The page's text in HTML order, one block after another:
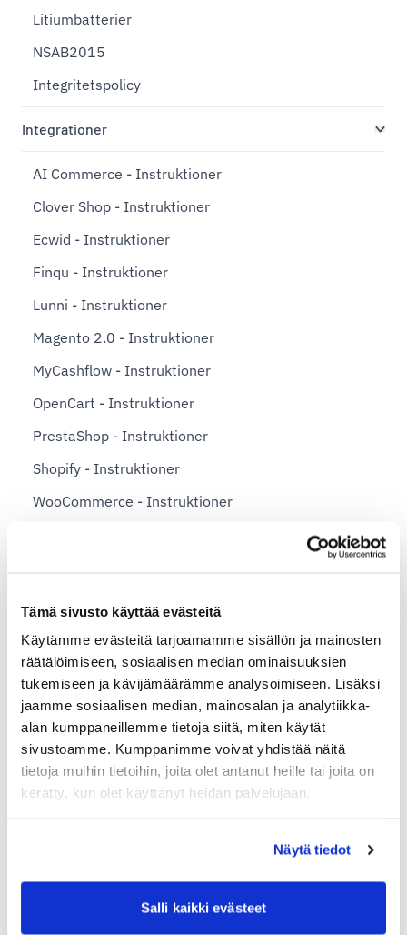
Tämä sivusto käyttää evästeitä
Käytämme evästeitä tarjoamamme sisällön ja mainosten
räätälöimiseen, sosiaalisen median ominaisuuksien
tukemiseen ja kävijämäärämme analysoimiseen. Lisäksi
jaamme sosiaalisen median, mainosalan ja analytiikka-
alan kumppaneillemme tietoja siitä, miten käytät
sivustoamme. Kumppanimme voivat yhdistää näitä
tietoja muihin tietoihin, joita olet antanut heille tai joita on
kerätty, kun olet käyttänyt heidän palvelujaan.
Näytä tiedot
Salli kaikki evästeet
Litiumbatterier
NSAB2015
Integritetspolicy
Integrationer
AI Commerce - Instruktioner
Clover Shop - Instruktioner
Ecwid - Instruktioner
Finqu - Instruktioner
Lunni - Instruktioner
Magento 2.0 - Instruktioner
MyCashflow - Instruktioner
OpenCart - Instruktioner
PrestaShop - Instruktioner
Shopify - Instruktioner
WooCommerce - Instruktioner
Skicka paket till Förenade Arabemiraten
Skicka paket till Argentina
Skicka paket till Australien
Skicka paket till Belgien
Skicka paket till Brasilien
Skicka paket till Hong Kong
Skicka paket till Kina
Skicka paket till Macao (Macau)